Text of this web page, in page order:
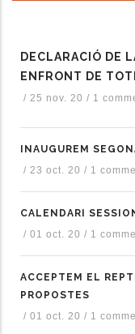
DECLARACIÓ DE
ENFRONT DE
/ 25 nov. 20 / 1
INAUGUREM
/ 23 oct. 20 / 1
CALENDARI
/ 01 oct. 20 / 1
ACCEPTEM EL
PROPOSTES
/ 01 oct. 20 / 1